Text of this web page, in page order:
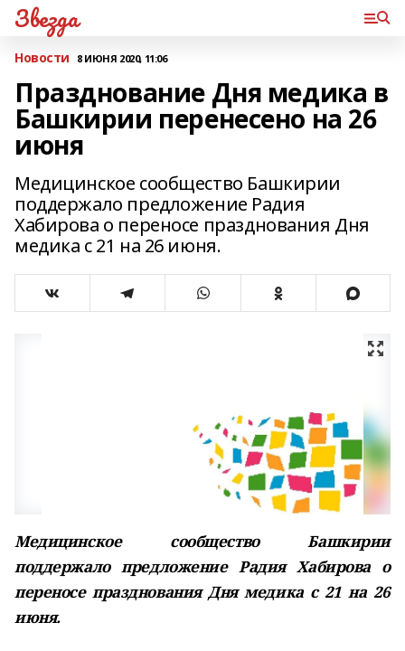
Звезда
Новости 8 ИЮНЯ 2020, 11:06
Празднование Дня медика в
Башкирии перенесено на 26
июня
Медицинское сообщество Башкирии
поддержало предложение Радия
Хабирова о переносе празднования Дня
медика с 21 на 26 июня.
Медицинское сообщество Башкирии
поддержало предложение Радия Хабирова о
переносе празднования Дня медика с 21 на 26
июня.